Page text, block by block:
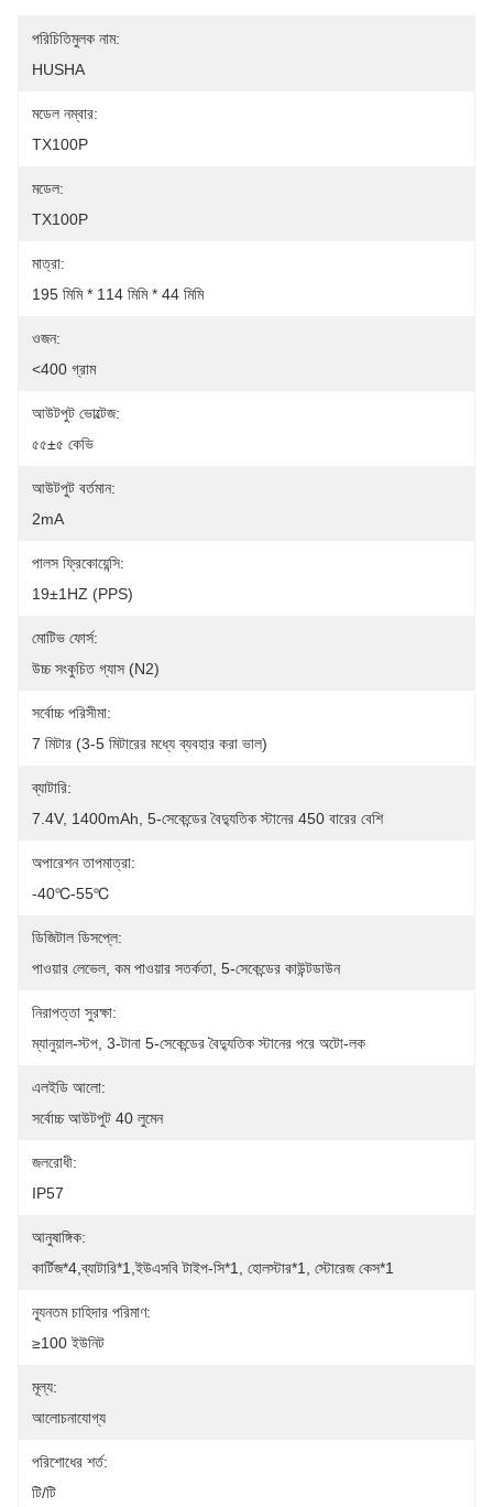
পরিচিতিমুলক নাম:
HUSHA
মডেল নম্বার:
TX100P
মডেল:
TX100P
মাত্রা:
195 মিমি * 114 মিমি * 44 মিমি
ওজন:
<400 গ্রাম
আউটপুট ভোল্টেজ:
৫৫±৫ কেভি
আউটপুট বর্তমান:
2mA
পালস ফ্রিকোয়েন্সি:
19±1HZ (PPS)
মোটিভ ফোর্স:
উচ্চ সংকুচিত গ্যাস (N2)
সর্বোচ্চ পরিসীমা:
7 মিটার (3-5 মিটারের মধ্যে ব্যবহার করা ভাল)
ব্যাটারি:
7.4V, 1400mAh, 5-সেকেন্ডের বৈদ্যুতিক স্টানের 450 বারের বেশি
অপারেশন তাপমাত্রা:
-40℃-55℃
ডিজিটাল ডিসপ্লে:
পাওয়ার লেভেল, কম পাওয়ার সতর্কতা, 5-সেকেন্ডের কাউন্টডাউন
নিরাপত্তা সুরক্ষা:
ম্যানুয়াল-স্টপ, 3-টানা 5-সেকেন্ডের বৈদ্যুতিক স্টানের পরে অটো-লক
এলইডি আলো:
সর্বোচ্চ আউটপুট 40 লুমেন
জলরোধী:
IP57
আনুষাঙ্গিক:
কার্টিজ*4,ব্যাটারি*1,ইউএসবি টাইপ-সি*1, হোলস্টার*1, স্টোরেজ কেস*1
ন্যূনতম চাহিদার পরিমাণ:
≥100 ইউনিট
মূল্য:
আলোচনাযোগ্য
পরিশোধের শর্ত:
টি/টি